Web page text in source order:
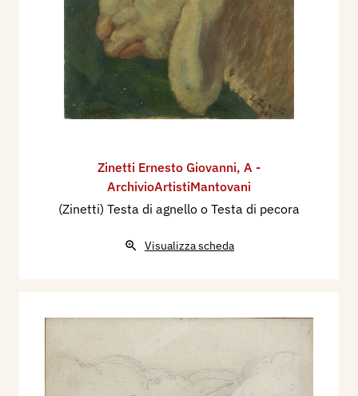
Zinetti Ernesto Giovanni, A -
ArchivioArtistiMantovani
(Zinetti) Testa di agnello o Testa di pecora
Visualizza scheda